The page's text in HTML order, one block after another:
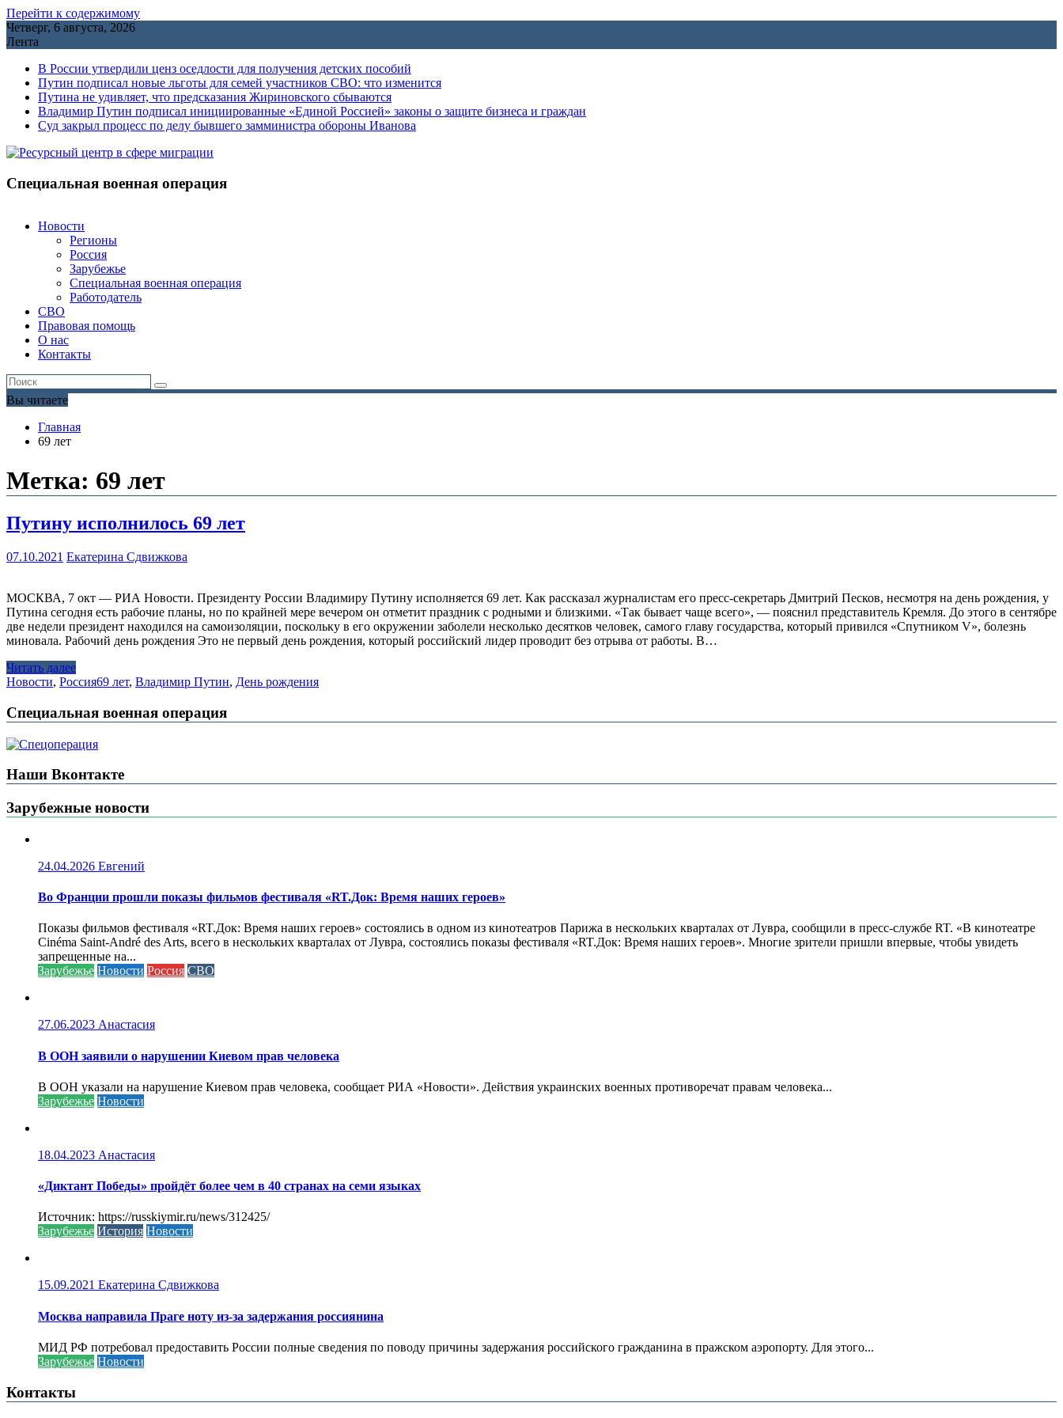
Перейти к содержимому
Четверг, 6 августа, 2026
Лента
В России утвердили ценз оседлости для получения детских пособий
Путин подписал новые льготы для семей участников СВО: что изменится
Путина не удивляет, что предсказания Жириновского сбываются
Владимир Путин подписал инициированные «Единой Россией» законы о защите бизнеса и граждан
Cуд закрыл процесс по делу бывшего замминистра обороны Иванова
Специальная военная операция
Новости
Регионы
Россия
Зарубежье
Специальная военная операция
Работодатель
СВО
Правовая помощь
О нас
Контакты
Вы читаете
Главная
69 лет
Метка: 69 лет
Путину исполнилось 69 лет
07.10.2021 Екатерина Сдвижкова
МОСКВА, 7 окт — РИА Новости. Президенту России Владимиру Путину исполняется 69 лет. Как рассказал журналистам его пресс-секретарь Дмитрий Песков, несмотря на день рождения, у
Путина сегодня есть рабочие планы, но по крайней мере вечером он отметит праздник с родными и близкими. «Так бывает чаще всего», — пояснил представитель Кремля. До этого в сентябре
две недели президент находился на самоизоляции, поскольку в его окружении заболели несколько десятков человек, самого главу государства, который привился «Спутником V», болезнь
миновала. Рабочий день рождения Это не первый день рождения, который российский лидер проводит без отрыва от работы. В…
Читать далее
Новости, Россия69 лет, Владимир Путин, День рождения
Специальная военная операция
Наши Вконтакте
Зарубежные новости
24.04.2026 Евгений
Во Франции прошли показы фильмов фестиваля «RT.Док: Время наших героев»
Показы фильмов фестиваля «RT.Док: Время наших героев» состоялись в одном из кинотеатров Парижа в нескольких кварталах от Лувра, сообщили в пресс-службе RT. «В кинотеатре
Cinéma Saint-André des Arts, всего в нескольких кварталах от Лувра, состоялись показы фестиваля «RT.Док: Время наших героев». Многие зрители пришли впервые, чтобы увидеть
запрещенные на...
Зарубежье Новости Россия СВО
27.06.2023 Анастасия
В ООН заявили о нарушении Киевом прав человека
В ООН указали на нарушение Киевом прав человека, сообщает РИА «Новости». Действия украинских военных противоречат правам человека...
Зарубежье Новости
18.04.2023 Анастасия
«Диктант Победы» пройдёт более чем в 40 странах на семи языках
Источник: https://russkiymir.ru/news/312425/
Зарубежье История Новости
15.09.2021 Екатерина Сдвижкова
Москва направила Праге ноту из-за задержания россиянина
МИД РФ потребовал предоставить России полные сведения по поводу причины задержания российского гражданина в пражском аэропорту. Для этого...
Зарубежье Новости
Контакты